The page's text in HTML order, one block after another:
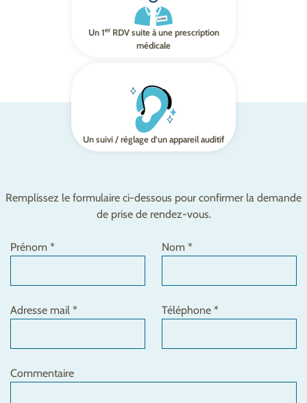
Un 1erRDV suite à une prescription
médicale
Un suivi / réglage d’un appareil auditif
Remplissez le formulaire ci-dessous pour confirmer la demande
de prise de rendez-vous.
Prénom * Nom *
Adresse mail * Téléphone *
Commentaire